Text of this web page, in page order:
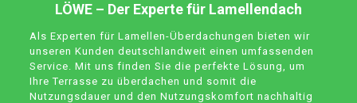
LÖWE – Der Experte für Lamellendach
Als Experten für Lamellen-Überdachungen bieten wir
unseren Kunden deutschlandweit einen umfassenden
Service. Mit uns finden Sie die perfekte Lösung, um
Ihre Terrasse zu überdachen und somit die
Nutzungsdauer und den Nutzungskomfort nachhaltig